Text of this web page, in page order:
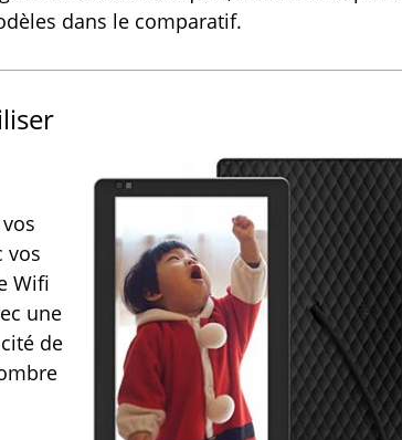
dans le comparatif.
vos
Wifi
une
de